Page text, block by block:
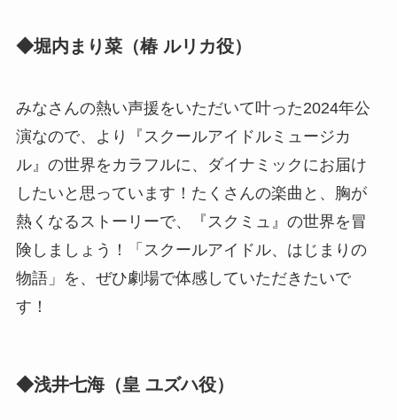
◆堀内まり菜（椿 ルリカ役）
みなさんの熱い声援をいただいて叶った2024年公
演なので、より『スクールアイドルミュージカ
ル』の世界をカラフルに、ダイナミックにお届け
したいと思っています！たくさんの楽曲と、胸が
熱くなるストーリーで、『スクミュ』の世界を冒
険しましょう！「スクールアイドル、はじまりの
物語」を、ぜひ劇場で体感していただきたいで
す！
◆浅井七海（皇 ユズハ役）